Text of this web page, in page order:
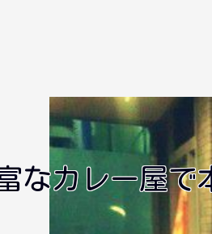
なカレー屋で